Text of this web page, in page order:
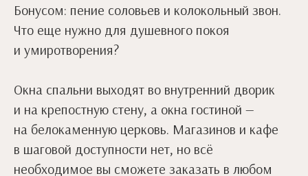
Бонусом: пение соловьев и колокольный звон.
Что еще нужно для душевного покоя
и умиротворения?
Окна спальни выходят во внутренний дворик
и на крепостную стену, а окна гостиной —
на белокаменную церковь. Магазинов и кафе
в шаговой доступности нет, но всё
необходимое вы сможете заказать в любом